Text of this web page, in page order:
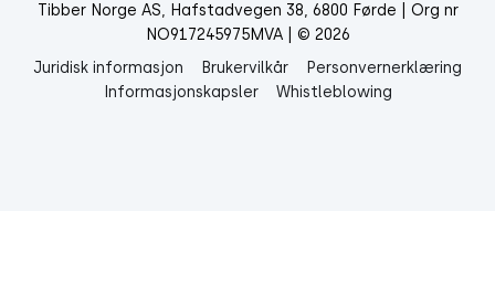
Tibber Norge AS, Hafstadvegen 38, 6800 Førde | Org nr
NO917245975MVA | © 2026
Juridisk informasjon
Brukervilkår
Personvernerklæring
Informasjonskapsler
Whistleblowing